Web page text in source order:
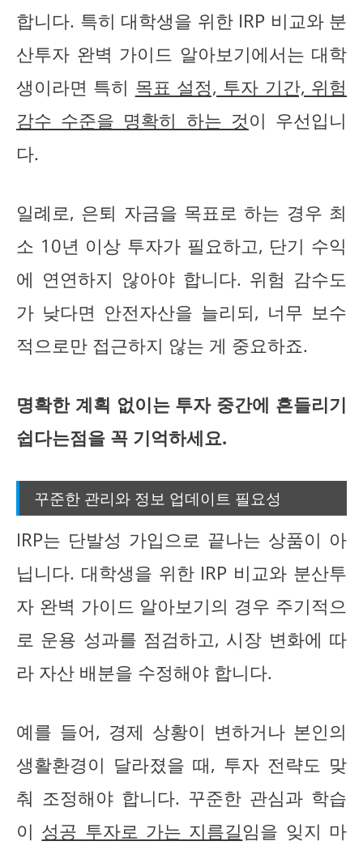
합니다. 특히 대학생을 위한 IRP 비교와 분
산투자 완벽 가이드 알아보기에서는 대학
생이라면 특히 목표 설정, 투자 기간, 위험
감수 수준을 명확히 하는 것이 우선입니
다.
일례로, 은퇴 자금을 목표로 하는 경우 최
소 10년 이상 투자가 필요하고, 단기 수익
에 연연하지 않아야 합니다. 위험 감수도
가 낮다면 안전자산을 늘리되, 너무 보수
적으로만 접근하지 않는 게 중요하죠.
명확한 계획 없이는 투자 중간에 흔들리기
쉽다는점을 꼭 기억하세요.
꾸준한 관리와 정보 업데이트 필요성
IRP는 단발성 가입으로 끝나는 상품이 아
닙니다. 대학생을 위한 IRP 비교와 분산투
자 완벽 가이드 알아보기의 경우 주기적으
로 운용 성과를 점검하고, 시장 변화에 따
라 자산 배분을 수정해야 합니다.
예를 들어, 경제 상황이 변하거나 본인의
생활환경이 달라졌을 때, 투자 전략도 맞
춰 조정해야 합니다. 꾸준한 관심과 학습
이 성공 투자로 가는 지름길임을 잊지 마